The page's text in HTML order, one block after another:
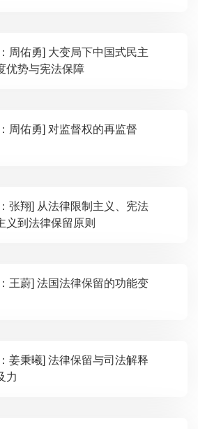
大变局下中国式民主
优势与宪法保障
[作者：周佑勇] 对监督权的再监督
律限制主义、宪法
义到法律保留原则
法律保留的功能变
法律保留与司法解释
力